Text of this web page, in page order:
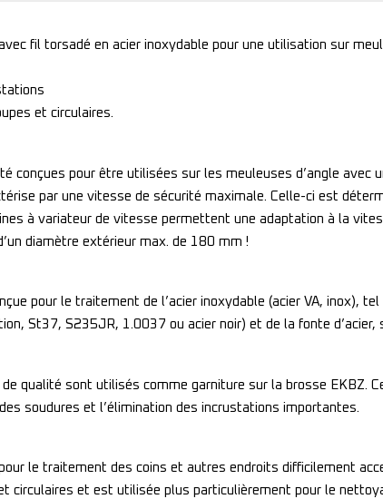
fil torsadé en acier inoxydable pour une utilisation sur
et circulaires.
conçues pour être utilisées sur les meuleuses d’angle
par une vitesse de sécurité maximale. Celle-ci est
à variateur de vitesse permettent une adaptation à la
diamètre extérieur max. de 180 mm !
pour le traitement de l’acier inoxydable (acier VA, inox),
St37, S235JR, 1.0037 ou acier noir) et de la fonte
de qualité sont utilisés comme garniture sur la brosse
soudures et l’élimination des incrustations importantes.
le traitement des coins et autres endroits difficilement
circulaires et est utilisée plus particulièrement pour le